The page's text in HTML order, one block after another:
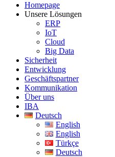
Homepage
Unsere Lösungen
ERP
IoT
Cloud
Big Data
Sicherheit
Entwicklung
Geschäftspartner
Kommunikation
Über uns
IBA
Deutsch
English
English
Türkçe
Deutsch